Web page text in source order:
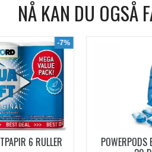
NÅ KAN DU OGSÅ
POWERPODS BLUE